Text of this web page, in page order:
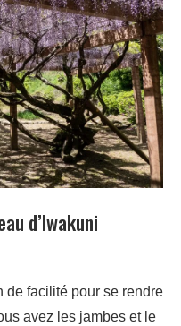
d’Iwakuni
de facilité pour se rendre
avez les jambes et le